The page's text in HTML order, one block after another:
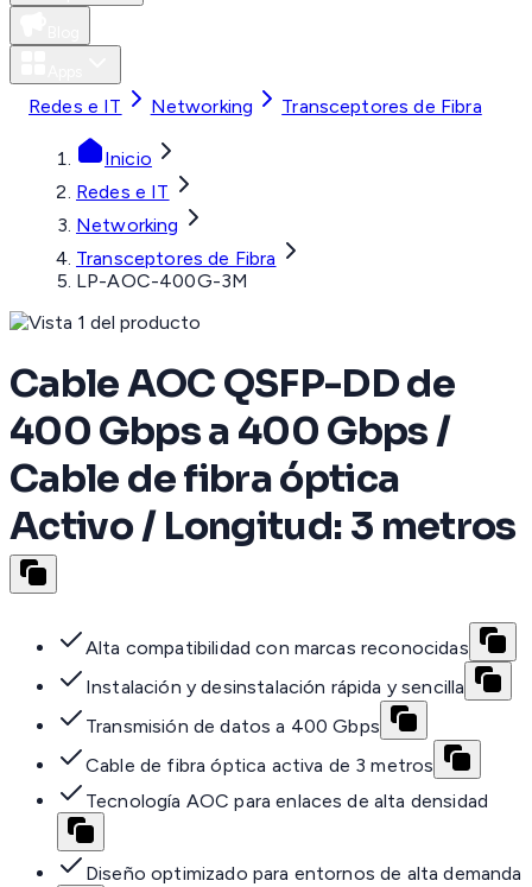
Redes e IT Networking Transceptores de Fibra
Inicio
Redes e IT
Networking
Transceptores de Fibra
LP-AOC-400G-3M
Cable AOC QSFP-DD de
400 Gbps a 400 Gbps /
Cable de fibra óptica
Activo / Longitud: 3 metros
Alta compatibilidad con marcas reconocidas
Instalación y desinstalación rápida y sencilla
Transmisión de datos a 400 Gbps
Cable de fibra óptica activa de 3 metros
Tecnología AOC para enlaces de alta densidad
Diseño optimizado para entornos de alta demanda